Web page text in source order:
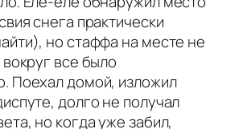
снега практически
но стаффа на месте не
все было
Поехал домой, изложил
долго не получал
но когда уже забил,